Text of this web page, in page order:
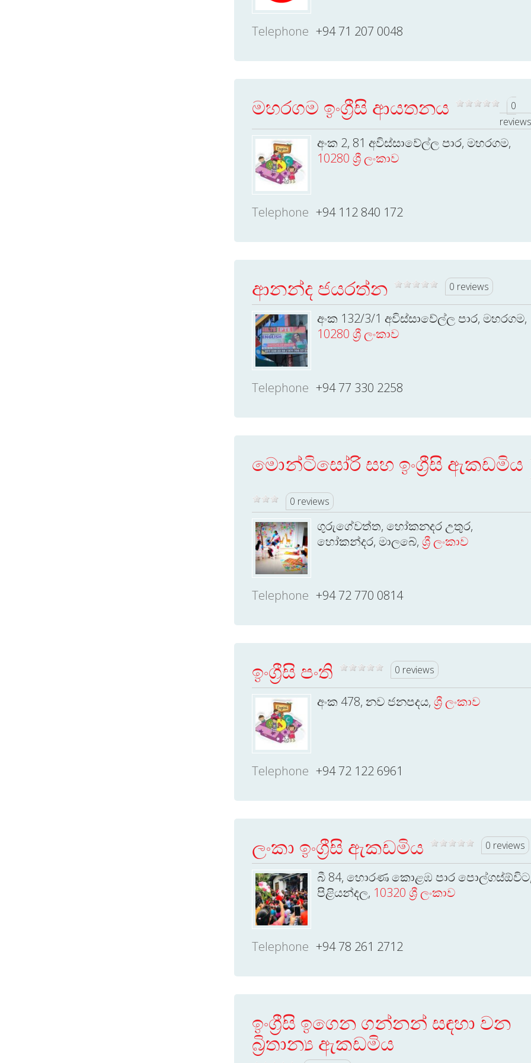
Telephone +94 71 207 0048
මහරගම ඉංග්‍රීසි ආයතනය
0
reviews
අංක 2, 81 අවිස්සාවේල්ල පාර, මහරගම,
10280 ශ්‍රී ලංකාව
Telephone +94 112 840 172
ආනන්ද ජයරත්න 0 reviews
අංක 132/3/1 අවිස්සාවේල්ල පාර, මහරගම,
10280 ශ්‍රී ලංකාව
Telephone +94 77 330 2258
මොන්ටිසෝරි සහ ඉංග්‍රීසි ඇකඩමිය
0 reviews
ගුරුගේවත්ත, හෝකනදර උතුර,
හෝකන්දර, මාලබේ, ශ්‍රී ලංකාව
Telephone +94 72 770 0814
ඉංග්‍රීසි පංති 0 reviews
අංක 478, නව ජනපදය, ශ්‍රී ලංකාව
Telephone +94 72 122 6961
ලංකා ඉංග්‍රීසි ඇකඩමිය 0 reviews
බී 84, හොරණ කොළඹ පාර
පිළියන්දල, 10320 ශ්‍රී ලංකාව
Telephone +94 78 261 2712
ඉංග්‍රීසි ඉගෙන ගන්නන් සඳහා වන
බ්‍රිතාන්‍ය ඇකඩමිය